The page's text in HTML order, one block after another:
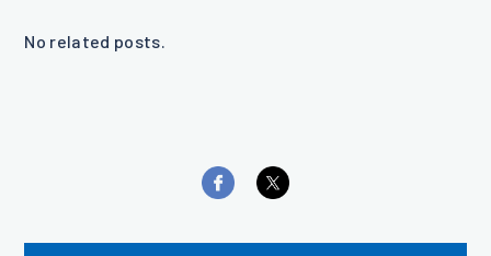
No related posts.